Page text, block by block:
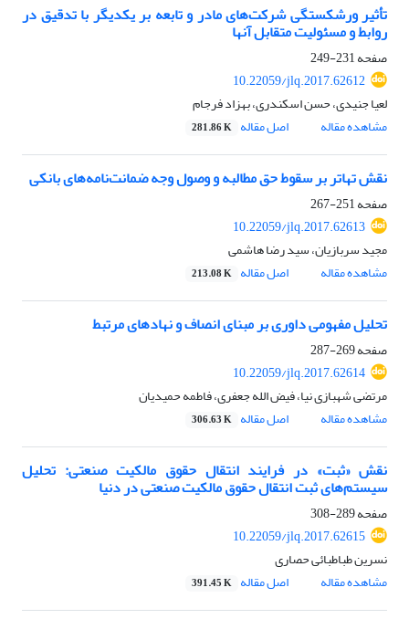
تأثیر ورشکستگی شرکت‌های مادر و تابعه بر یکدیگر با تدقیق در
روابط و مسئولیت متقابل آنها
صفحه231-249
10.22059/jlq.2017.62612
لعیا جنیدی، حسن اسکندری، بهزاد فرجام
مشاهده مقاله
اصل مقاله 281.86 K
نقش تهاتر بر سقوط حق مطالبه و وصول وجه ضمانت‌نامه‌های بانکی
صفحه251-267
10.22059/jlq.2017.62613
مجید سربازیان، سید رضا هاشمی
مشاهده مقاله
اصل مقاله 213.08 K
تحلیل مفهومی داوری بر مبنای انصاف و نهادهای مرتبط
صفحه269-287
10.22059/jlq.2017.62614
مرتضی شهبازی نیا، فیض الله جعفری، فاطمه حمیدیان
مشاهده مقاله
اصل مقاله 306.63 K
نقش «ثبت» در فرایند انتقال حقوق مالکیت صنعتی: تحلیل
سیستم‌های ثبت انتقال حقوق مالکیت صنعتی در دنیا
صفحه289-308
10.22059/jlq.2017.62615
نسرین طباطبائی حصاری
مشاهده مقاله
اصل مقاله 391.45 K